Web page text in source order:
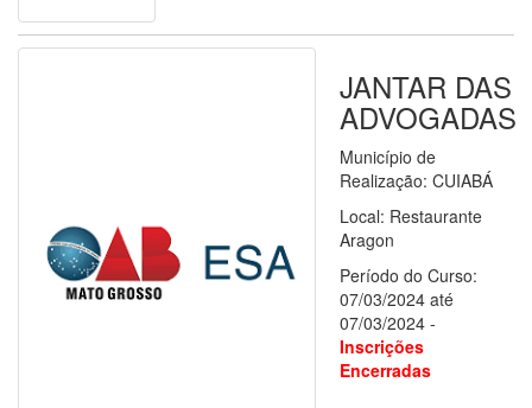
JANTAR DAS
ADVOGADAS
Município de
Realização: CUIABÁ
Local: Restaurante
Aragon
Período do Curso:
07/03/2024 até
07/03/2024 -
Inscrições
Encerradas